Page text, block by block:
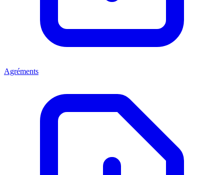
Agréments